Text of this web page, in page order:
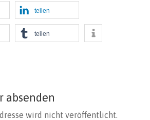
teilen
teilen
absenden
wird nicht veröffentlicht.